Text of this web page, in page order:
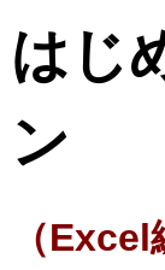
はじ
ン
（